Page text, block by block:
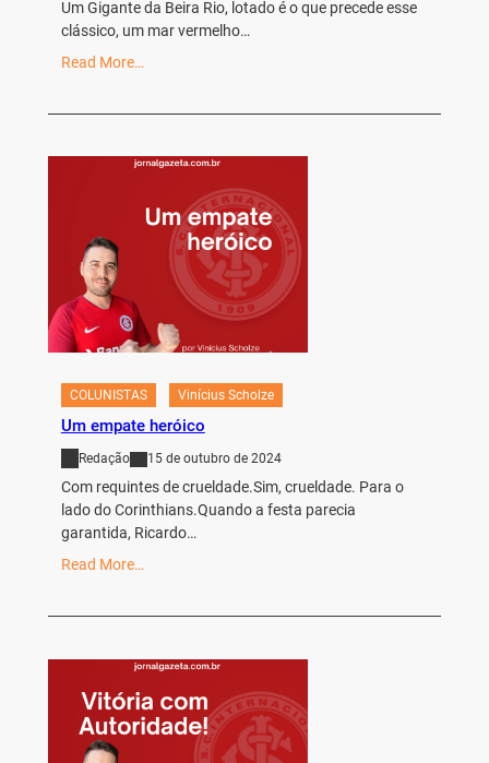
Um Gigante da Beira Rio, lotado é o que precede esse
clássico, um mar vermelho…
Read More…
COLUNISTAS Vinícius Scholze
Um empate heróico
Redação 15 de outubro de 2024
Com requintes de crueldade.Sim, crueldade. Para o
lado do Corinthians.Quando a festa parecia
garantida, Ricardo…
Read More…